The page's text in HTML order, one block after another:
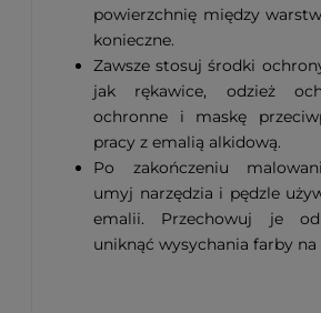
powierzchnię między
konieczne.
Zawsze stosuj środki
jak rękawice, odzież
ochronne i maskę
pracy z emalią alkidową.
Po zakończeniu
umyj narzędzia i pędzle
emalii. Przechowuj je
uniknąć wysychania farby na